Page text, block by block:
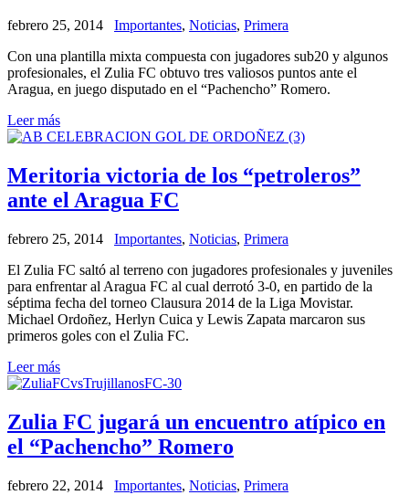
febrero 25, 2014 Importantes, Noticias, Primera
Con una plantilla mixta compuesta con jugadores sub20 y algunos
profesionales, el Zulia FC obtuvo tres valiosos puntos ante el
Aragua, en juego disputado en el “Pachencho” Romero.
Leer más
Meritoria victoria de los “petroleros”
ante el Aragua FC
febrero 25, 2014 Importantes, Noticias, Primera
El Zulia FC saltó al terreno con jugadores profesionales y juveniles
para enfrentar al Aragua FC al cual derrotó 3-0, en partido de la
séptima fecha del torneo Clausura 2014 de la Liga Movistar.
Michael Ordoñez, Herlyn Cuica y Lewis Zapata marcaron sus
primeros goles con el Zulia FC.
Leer más
Zulia FC jugará un encuentro atípico en
el “Pachencho” Romero
febrero 22, 2014 Importantes, Noticias, Primera